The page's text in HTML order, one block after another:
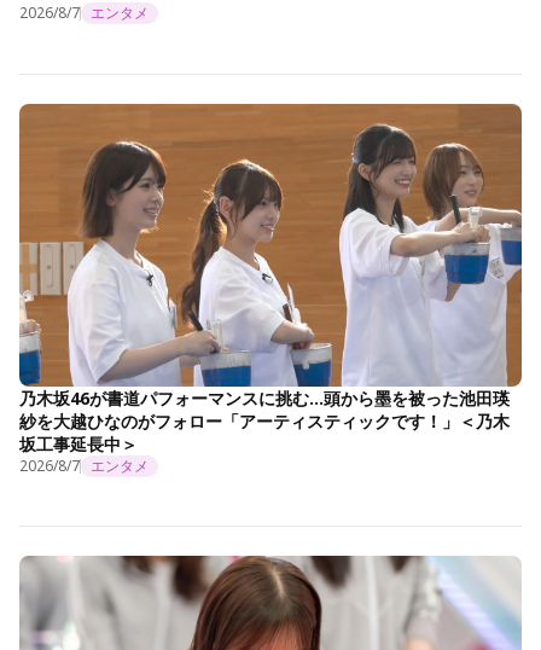
2026/8/7 エンタメ
乃木坂46が書道パフォーマンスに挑む…頭から墨を被った池田瑛
紗を大越ひなのがフォロー「アーティスティックです！」＜乃木
坂工事延長中＞
2026/8/7 エンタメ